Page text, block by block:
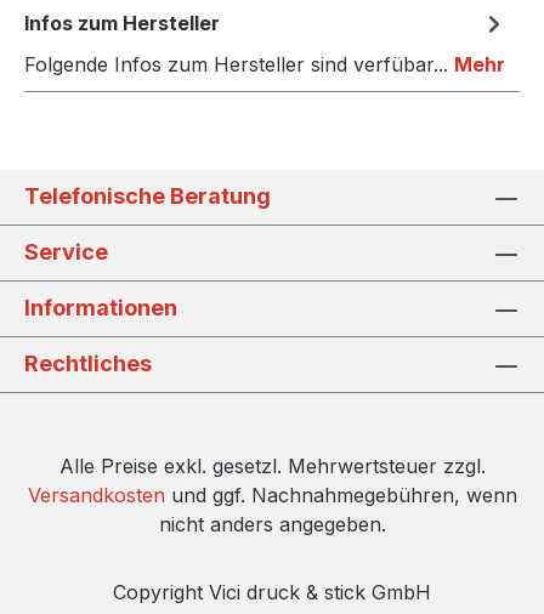
Infos zum Hersteller
Folgende Infos zum Hersteller sind verfübar... Mehr
Telefonische Beratung
Service
Informationen
Rechtliches
Alle Preise exkl. gesetzl. Mehrwertsteuer zzgl.
Versandkosten und ggf. Nachnahmegebühren, wenn
nicht anders angegeben.
Copyright Vici druck & stick GmbH